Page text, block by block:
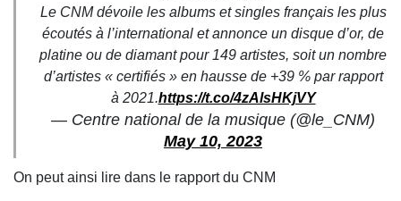
Le CNM dévoile les albums et singles français les plus
écoutés à l’international et annonce un disque d’or, de
platine ou de diamant pour 149 artistes, soit un nombre
d’artistes « certifiés » en hausse de +39 % par rapport
à 2021.https://t.co/4zAlsHKjVY
— Centre national de la musique (@le_CNM)
May 10, 2023
On peut ainsi lire dans le rapport du CNM